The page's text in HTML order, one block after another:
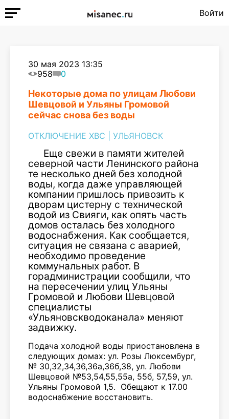
Войти
30 мая 2023 13:35
958
0
Некоторые дома по улицам Любови
Шевцовой и Ульяны Громовой
сейчас снова без воды
ОТКЛЮЧЕНИЕ ХВС УЛЬЯНОВСК
Еще свежи в памяти жителей
северной части Ленинского района
те несколько дней без холодной
воды, когда даже управляющей
компании пришлось привозить к
дворам цистерну с технической
водой из Свияги, как опять часть
домов осталась без холодного
водоснабжения. Как сообщается,
ситуация не связана с аварией,
необходимо проведение
коммунальных работ. В
горадминистрации сообщили, что
на пересечении улиц Ульяны
Громовой и Любови Шевцовой
специалисты
«Ульяновскводоканала» меняют
задвижку.
Подача холодной воды приостановлена в
следующих домах: ул. Розы Люксембург,
№ 30,32,34,36,36а,36б,38, ул. Любови
Шевцовой №53,54,55,55а, 55б, 57,59, ул.
Ульяны Громовой 1,5. Обещают к 17.00
водоснабжение восстановить.